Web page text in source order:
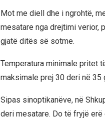
Mot me diell dhe i ngrohtë,
mesatare nga drejtimi verior,
gjatë ditës së sotme.
Temperatura minimale pritet
maksimale prej 30 deri në 35
Sipas sinoptikanëve, në
deri mesatare. Do të fryjë